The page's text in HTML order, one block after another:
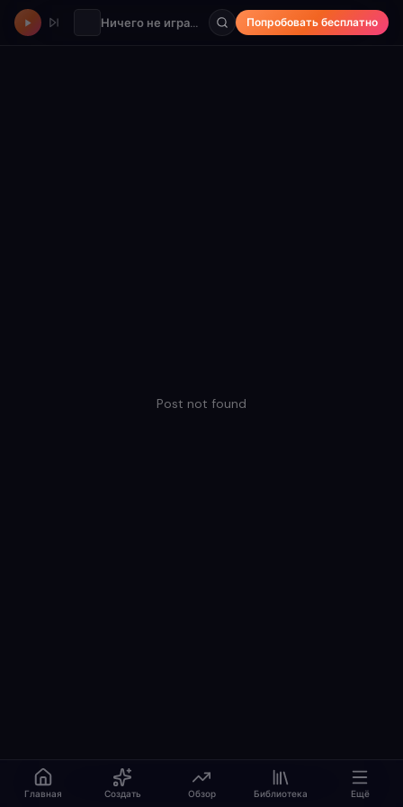
Ничего не играет Попробовать бесплатно
Post not found
Главная Создать Обзор Библиотека Ещё